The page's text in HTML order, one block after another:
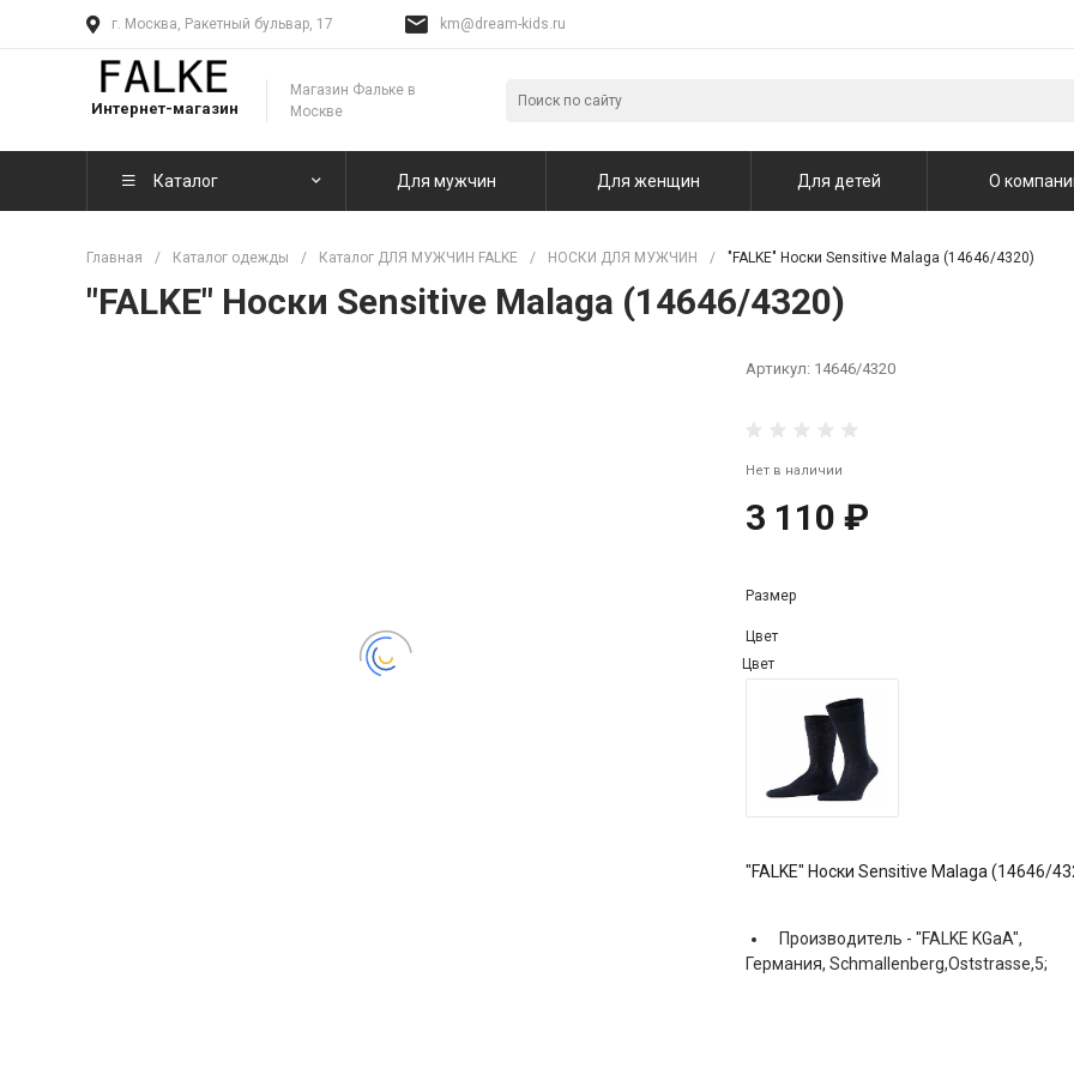
г. Москва, Ракетный бульвар, 17 km@dream-kids.ru
Интернет-магазин
Магазин Фальке в
Москве
Каталог Для мужчин Для женщин Для детей О
Главная / Каталог одежды / Каталог ДЛЯ МУЖЧИН FALKE / НОСКИ ДЛЯ МУЖЧИН / "FALKE" Носки Sensitive Malaga (14646/4320)
"FALKE" Носки Sensitive Malaga (14646/4320)
Артикул: 14646/4320
Нет в наличии
3 110 ₽
Размер
Цвет
Цвет
"FALKE" Носки Sensitive Malaga (14646/
Производитель - "FALKE KGaA",
Германия, Schmallenberg,Oststrasse,5;